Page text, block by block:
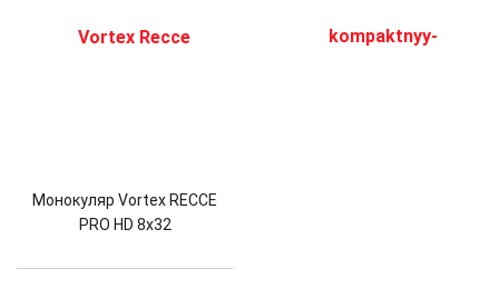
Монокуляр Vortex RECCE
PRO HD 8x32